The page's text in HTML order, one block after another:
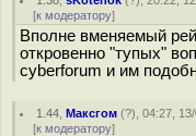
[к модератору]
Вполне вменяемый
откровенно "тупых"
cyberforum и им
1.44 ,Максгом (?), 04:27,
[к модератору]